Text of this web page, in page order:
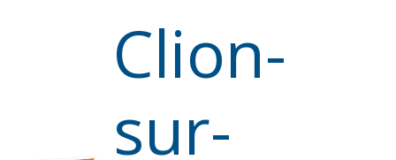
Clion-
sur-